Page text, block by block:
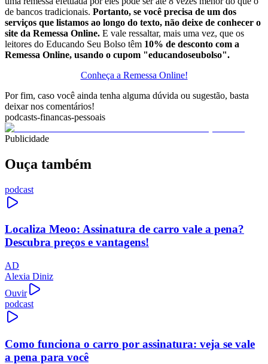
de bancos tradicionais. Portanto, se você precisa de um dos
serviços que listamos ao longo do texto, não deixe de conhecer o
site da Remessa Online. E vale ressaltar, mais uma vez, que os
leitores do Educando Seu Bolso têm 10% de desconto com a
Remessa Online, usando o cupom "educandoseubolso".
Conheça a Remessa Online!
Por fim, caso você ainda tenha alguma dúvida ou sugestão, basta
deixar nos comentários!
podcasts-financas-pessoais
Publicidade
Ouça também
podcast
Localiza Meoo: Assinatura de carro vale a pena?
Descubra preços e vantagens!
AD
Alexia Diniz
Ouvir
podcast
Como funciona o carro por assinatura: veja se vale
a pena para você